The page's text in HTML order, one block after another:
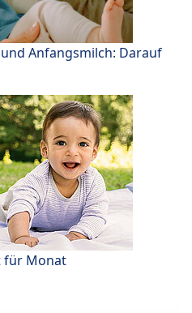
Anfangsmilch: Darauf
für Monat